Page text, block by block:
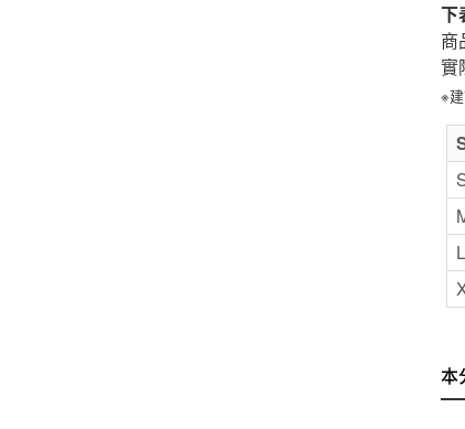
下
商
實
※
L
本